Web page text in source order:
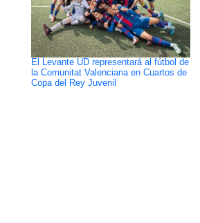
El Levante UD representará al fútbol de
la Comunitat Valenciana en Cuartos de
Copa del Rey Juvenil